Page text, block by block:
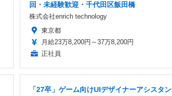
回・未経験歓迎・千代田区飯田橋
株式会社enrich technology
東京都
月給23万8,200円～37万8,200円
正社員
「27卒」ゲーム向けUIデザイナーアシスタン